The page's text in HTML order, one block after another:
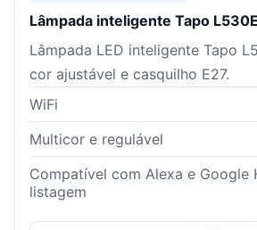
Lâmpada inteligente Tapo
Lâmpada LED inteligente Tapo
cor ajustável e casquilho E27.
WiFi
Multicor e regulável
Compatível com Alexa e Google
listagem